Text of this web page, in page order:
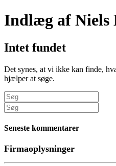
Indlæg af Niels
Intet fundet
Det synes, at vi ikke kan finde,
hjælper at søge.
Seneste kommentarer
Firmaoplysninger